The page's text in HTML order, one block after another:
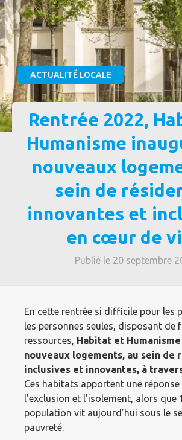
ACTUALITÉ LOCALE
Rentrée 2022,
Humanisme
nouveaux
sein de
innovantes et
en cœur de
Publié le 20 septembre
En cette rentrée si difficile pour les
les personnes seules, disposant de
ressources, Habitat et
nouveaux logements, au sein de
inclusives et innovantes, à
Ces habitats apportent une réponse
l’exclusion et l’isolement, alors que
population vit aujourd’hui sous le
pauvreté.